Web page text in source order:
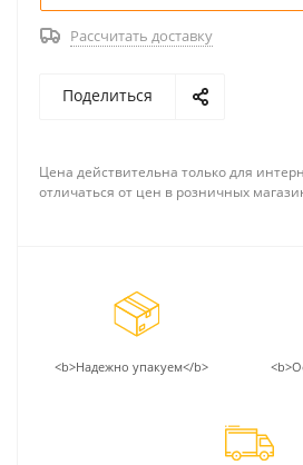
Рассчитать доставку
Поделиться
Цена действительна только для
отличаться от цен в розничных
<b>Надежно упакуем</b>